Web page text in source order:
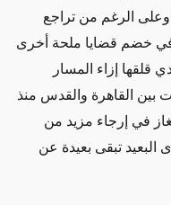
الرغم من تراجع
في خضم قضايا ملحة أخرى
قلقها إزاء المسار
بين القاهرة والقدس منذ
في إرجاء مزيد من
البعيد تبقى بعيدة عن